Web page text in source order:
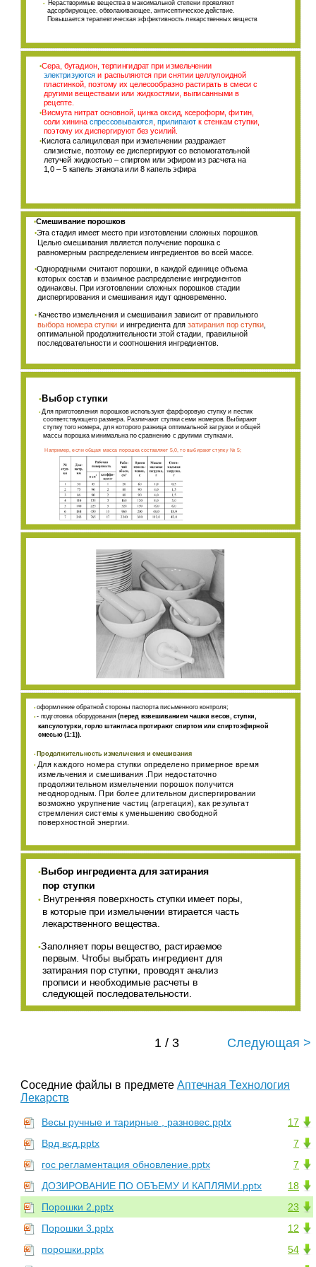
•
Нерастворимые вещества в максимальной степени проявляют
адсорбирующее, обволакивающее, антисептическое действие.
Повышается терапевтическая эффективность лекарственных веществ
•Сера, бутадион, терпингидратпри измельчении
электризуютсяи распыляются при снятии целлулоидной
пластинкой, поэтому их целесообразно растирать в смеси с
другими веществами или жидкостями, выписанными в
рецепте.
•Висмута нитрат основной, цинка оксид, ксероформ, фитин,
соли хинина спрессовываются,прилипаютк стенкам ступки,
поэтому их диспергируют без усилий.
• Кислота салициловая при измельчении раздражает
слизистые, поэтому ее диспергируют со вспомогательной
летучей жидкостью – спиртом или эфиром из расчета на
1,0 – 5 капель этанола или 8 капель эфира
•Смешивание порошков
•Эта стадия имеет место при изготовлении сложных порошков.
Целью смешивания является получение порошка с
равномерным распределением ингредиентов во всей массе.
•Однородными считают порошки, в каждой единице объема
которых состав и взаимное распределение ингредиентов
одинаковы. При изготовлении сложных порошков стадии
диспергирования и смешивания идут одновременно.
• Качество измельчения и смешивания зависит от правильного
выбора номера ступки и ингредиента длязатирания пор ступки
оптимальной продолжительности этой стадии, правильной
последовательности и соотношения ингредиентов.
•Выбор ступки
• Для приготовления порошков используют фарфоровую ступку и пестик
соответствующего размера. Различают ступки семи номеров. Выбирают
ступку того номера, для которого разница оптимальной загрузки и общей
массы порошка минимальна по сравнению с другими ступками.
Например, если общая масса порошка составляет 5,0, то выбирают ступку № 5;
• оформление обратной стороны паспорта письменного контроля;
• - подготовка оборудования(перед взвешиванием чашки весов, ступки,
капсулотурки, горло штангласа протирают спиртом или спиртоэфирной
смесью (1:1)).
• Продолжительность измельчения и смешивания
• Для каждого номера ступки определено примерное время
измельчения и смешивания .При недостаточно
продолжительном измельчении порошок получится
неоднородным. При более длительном диспергировании
возможно укрупнение частиц (агрегация), как результат
стремления системы к уменьшению свободной
поверхностной энергии.
•Выбор ингредиента для затирания
пор ступки
• Внутренняя поверхность ступки имеет поры,
в которые при измельчении втирается часть
лекарственного вещества.
•Заполняет поры вещество, растираемое
первым. Чтобы выбрать ингредиент для
затирания пор ступки, проводят анализ
прописи и необходимые расчеты в
следующей последовательности.
1 / 3 Следующая >
Соседние файлы в предмете Аптечная Технология
Лекарств
17
Весы ручные и тарирные , разновес.pptx
7
Врд всд.pptx
7
гос регламентация обновление.pptx
18
ДОЗИРОВАНИЕ ПО ОБЪЕМУ И КАПЛЯМИ.pptx
23
Порошки 2.pptx
12
Порошки 3.pptx
54
порошки.pptx